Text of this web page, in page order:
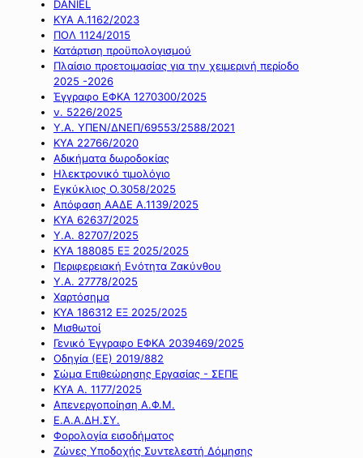
DANIEL
ΚΥΑ Α.1162/2023
ΠΟΛ 1124/2015
Κατάρτιση προϋπολογισμού
Πλαίσιο προετοιμασίας για την χειμερινή περίοδο
2025 -2026
Έγγραφο ΕΦΚΑ 1270300/2025
ν. 5226/2025
Υ.Α. ΥΠΕΝ/ΔΝΕΠ/69553/2588/2021
ΚΥΑ 22766/2020
Αδικήματα δωροδοκίας
Ηλεκτρονικό τιμολόγιο
Εγκύκλιος Ο.3058/2025
Απόφαση ΑΑΔΕ Α.1139/2025
ΚΥΑ 62637/2025
Υ.Α. 82707/2025
ΚΥΑ 188085 ΕΞ 2025/2025
Περιφερειακή Ενότητα Ζακύνθου
Υ.Α. 27778/2025
Χαρτόσημα
ΚΥΑ 186312 ΕΞ 2025/2025
Μισθωτοί
Γενικό Έγγραφο ΕΦΚΑ 2039469/2025
Οδηγία (ΕΕ) 2019/882
Σώμα Επιθεώρησης Εργασίας - ΣΕΠΕ
ΚΥΑ Α. 1177/2025
Απενεργοποίηση Α.Φ.Μ.
Ε.Α.Α.ΔΗ.ΣΥ.
Φορολογία εισοδήματος
Ζώνες Υποδοχής Συντελεστή Δόμησης